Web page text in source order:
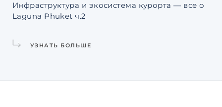
Инфраструктура и экосистема курорта — все о
Laguna Phuket ч.2
УЗНАТЬ БОЛЬШЕ